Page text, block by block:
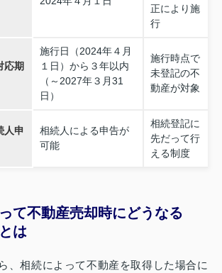
正により施
行
応期
施行日（2024年４月
１日）から３年以内
（～2027年３月31
日）
施行時点で
未登記の不
動産が対象
人申
相続人による申告が
可能
相続登記に
先だって行
える制度
て不動産売却時にどうなる
は
、相続によって不動産を取得した場合に